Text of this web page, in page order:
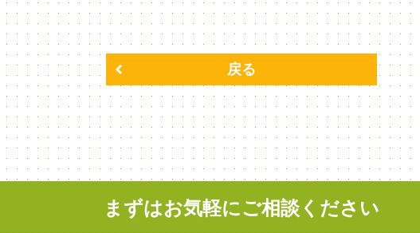
戻る
まずはお気軽にご相談ください